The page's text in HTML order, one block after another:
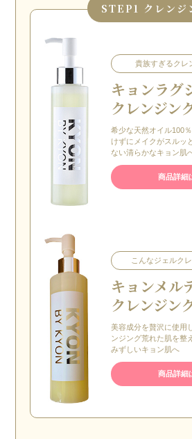
STEP1 クレンジ
貴族すぎるクレ
キョンラグ
クレンジン
希少な天然オイル100
けずにメイクがスルッ
ない清らかなキョン肌
商品詳細
こんなジェルク
キョンメル
クレンジン
美容成分を贅沢に使用
ンジング荒れた肌を整
みずしいキョン肌へ
商品詳細